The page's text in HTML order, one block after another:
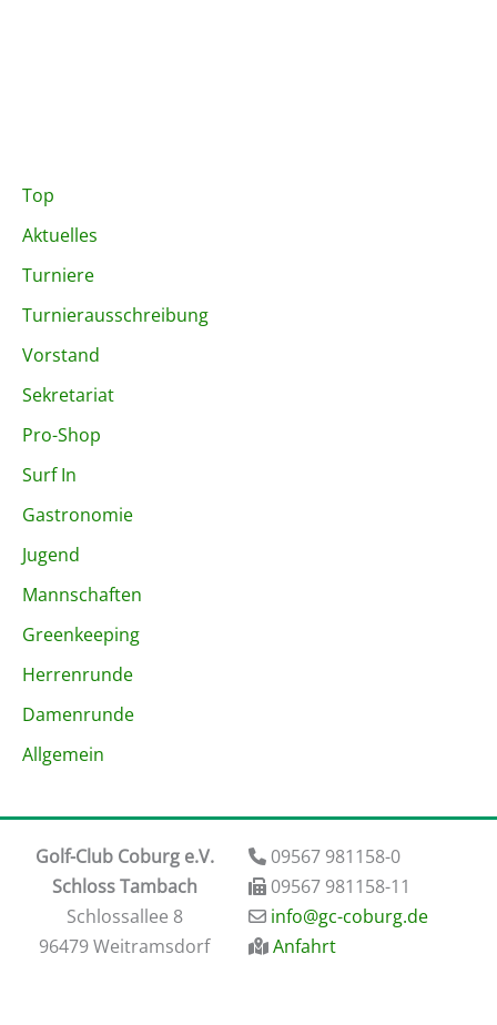
Top
Aktuelles
Turniere
Turnierausschreibung
Vorstand
Sekretariat
Pro-Shop
Surf In
Gastronomie
Jugend
Mannschaften
Greenkeeping
Herrenrunde
Damenrunde
Allgemein
Golf-Club Coburg e.V.
Schloss Tambach
​Schlossallee 8
96479 Weitramsdorf
09567 981158-0
09567 981158-11
​info@gc-coburg.de
Anfahrt